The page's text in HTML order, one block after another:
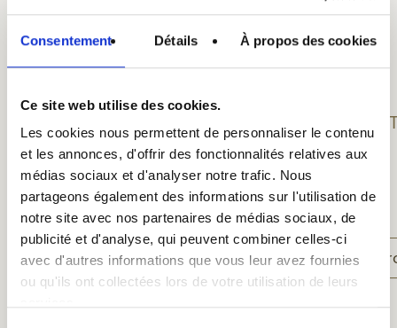
Consentement Détails À propos des cookies
Ce site web utilise des cookies.
Les cookies nous permettent de personnaliser le contenu
et les annonces, d'offrir des fonctionnalités relatives aux
médias sociaux et d'analyser notre trafic. Nous
partageons également des informations sur l'utilisation de
notre site avec nos partenaires de médias sociaux, de
publicité et d'analyse, qui peuvent combiner celles-ci
avec d'autres informations que vous leur avez fournies
ou qu'ils ont collectées lors de votre utilisation de leurs
ST-FEU sokken
€ 12,00
Product weergeven